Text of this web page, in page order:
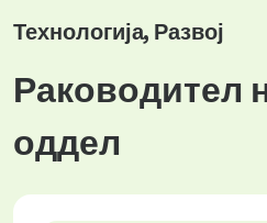
Технологија, Развој
Раководител
оддел